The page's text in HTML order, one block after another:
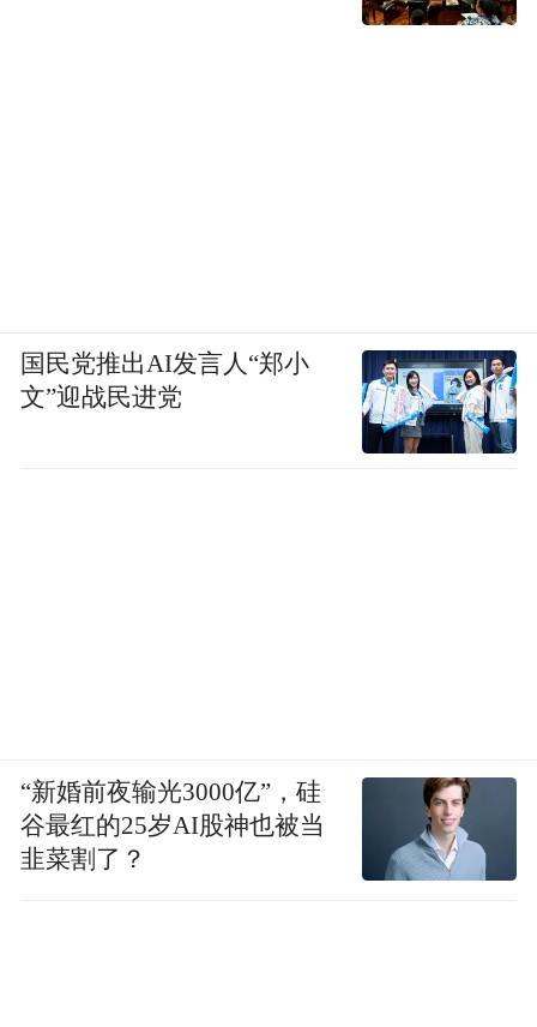
国民党推出AI发言人“郑小
文”迎战民进党
“新婚前夜输光3000亿”，硅
谷最红的25岁AI股神也被当
韭菜割了？